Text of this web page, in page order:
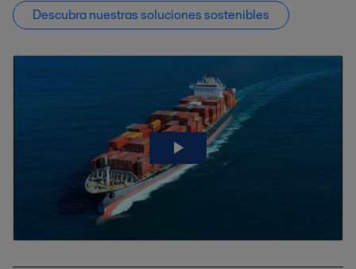
Descubra nuestras soluciones sostenibles